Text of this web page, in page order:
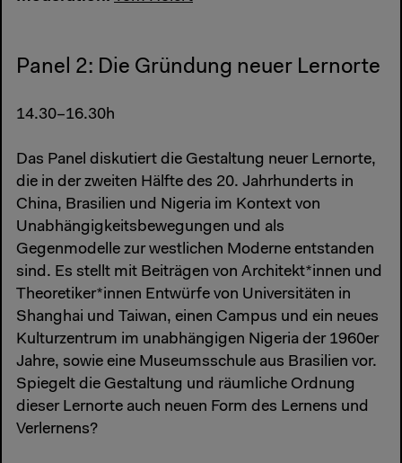
Panel 2: Die Gründung neuer Lernorte
14.30–16.30h
Das Panel diskutiert die Gestaltung neuer Lernorte,
die in der zweiten Hälfte des 20. Jahrhunderts in
China, Brasilien und Nigeria im Kontext von
Unabhängigkeitsbewegungen und als
Gegenmodelle zur westlichen Moderne entstanden
sind. Es stellt mit Beiträgen von Architekt*innen und
Theoretiker*innen Entwürfe von Universitäten in
Shanghai und Taiwan, einen Campus und ein neues
Kulturzentrum im unabhängigen Nigeria der 1960er
Jahre, sowie eine Museumsschule aus Brasilien vor.
Spiegelt die Gestaltung und räumliche Ordnung
dieser Lernorte auch neuen Form des Lernens und
Verlernens?